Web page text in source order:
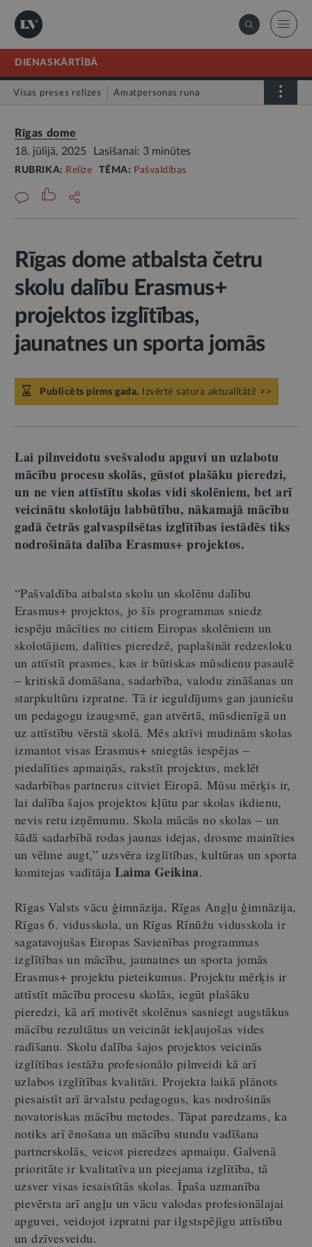
DIENASKĀRTĪBĀ
Visas preses relīzes Amatpersonas runa
Rīgas dome
18. jūlijā, 2025
Lasīšanai: 3 minūtes
RUBRIKA: Relīze TĒMA: Pašvaldības
Rīgas dome atbalsta četru
skolu dalību Erasmus+
projektos izglītības,
jaunatnes un sporta jomās
Publicēts pirms gada. Izvērtē satura aktualitāti! >>
Lai pilnveidotu svešvalodu apguvi un uzlabotu
mācību procesu skolās, gūstot plašāku pieredzi,
un ne vien attīstītu skolas vidi skolēniem, bet arī
veicinātu skolotāju labbūtību, nākamajā mācību
gadā četrās galvaspilsētas izglītības iestādēs tiks
nodrošināta dalība Erasmus+ projektos.
“Pašvaldība atbalsta skolu un skolēnu dalību
Erasmus+ projektos, jo šīs programmas sniedz
iespēju mācīties no citiem Eiropas skolēniem un
skolotājiem, dalīties pieredzē, paplašināt redzesloku
un attīstīt prasmes, kas ir būtiskas mūsdienu pasaulē
– kritiskā domāšana, sadarbība, valodu zināšanas un
starpkultūru izpratne. Tā ir ieguldījums gan jauniešu
un pedagogu izaugsmē, gan atvērtā, mūsdienīgā un
uz attīstību vērstā skolā. Mēs aktīvi mudinām skolas
izmantot visas Erasmus+ sniegtās iespējas –
piedalīties apmaiņās, rakstīt projektus, meklēt
sadarbības partnerus citviet Eiropā. Mūsu mērķis ir,
lai dalība šajos projektos kļūtu par skolas ikdienu,
nevis retu izņēmumu. Skola mācās no skolas – un
šādā sadarbībā rodas jaunas idejas, drosme mainīties
un vēlme augt,” uzsvēra izglītības, kultūras un sporta
komitejas vadītāja Laima Geikina.
Rīgas Valsts vācu ģimnāzija, Rīgas Angļu ģimnāzija,
Rīgas 6. vidusskola, un Rīgas Rīnūžu vidusskola ir
sagatavojušas Eiropas Savienības programmas
izglītības un mācību, jaunatnes un sporta jomās
Erasmus+ projektu pieteikumus. Projektu mērķis ir
attīstīt mācību procesu skolās, iegūt plašāku
pieredzi, kā arī motivēt skolēnus sasniegt augstākus
mācību rezultātus un veicināt iekļaujošas vides
radīšanu. Skolu dalība šajos projektos veicinās
izglītības iestāžu profesionālo pilnveidi kā arī
uzlabos izglītības kvalitāti. Projekta laikā plānots
piesaistīt arī ārvalstu pedagogus, kas nodrošinās
novatoriskas mācību metodes. Tāpat paredzams, ka
notiks arī ēnošana un mācību stundu vadīšana
partnerskolās, veicot pieredzes apmaiņu. Galvenā
prioritāte ir kvalitatīva un pieejama izglītība, tā
uzsver visas iesaistītās skolas. Īpaša uzmanība
pievērsta arī angļu un vācu valodas profesionālajai
apguvei, veidojot izpratni par ilgstspējīgu attīstību
un dzīvesveidu.